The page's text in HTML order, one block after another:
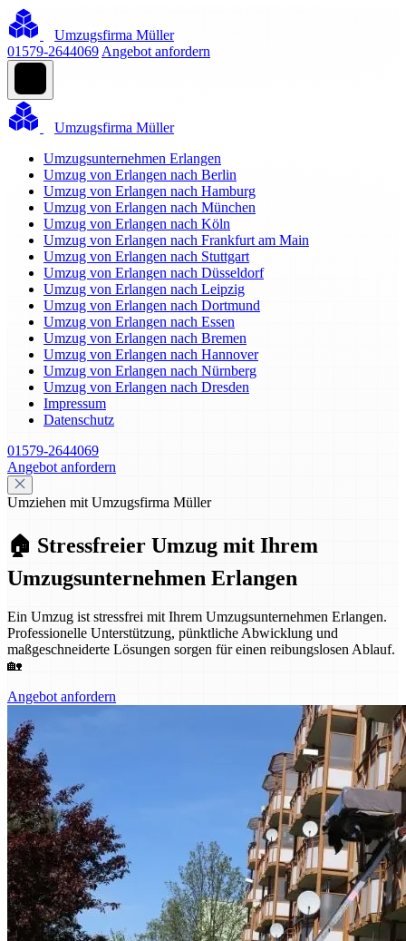
Umzugsfirma Müller
01579-2644069 Angebot anfordern
Umzugsfirma Müller
Umzugsunternehmen Erlangen
Umzug von Erlangen nach Berlin
Umzug von Erlangen nach Hamburg
Umzug von Erlangen nach München
Umzug von Erlangen nach Köln
Umzug von Erlangen nach Frankfurt am Main
Umzug von Erlangen nach Stuttgart
Umzug von Erlangen nach Düsseldorf
Umzug von Erlangen nach Leipzig
Umzug von Erlangen nach Dortmund
Umzug von Erlangen nach Essen
Umzug von Erlangen nach Bremen
Umzug von Erlangen nach Hannover
Umzug von Erlangen nach Nürnberg
Umzug von Erlangen nach Dresden
Impressum
Datenschutz
01579-2644069
Angebot anfordern
Umziehen mit Umzugsfirma Müller
🏠 Stressfreier Umzug mit Ihrem
Umzugsunternehmen Erlangen
Ein Umzug ist stressfrei mit Ihrem Umzugsunternehmen Erlangen.
Professionelle Unterstützung, pünktliche Abwicklung und
maßgeschneiderte Lösungen sorgen für einen reibungslosen Ablauf.
🏡
Angebot anfordern